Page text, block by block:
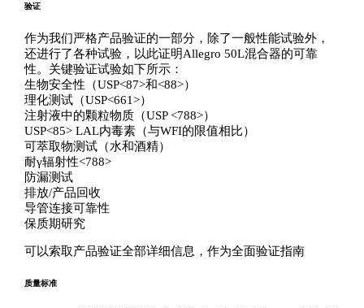
验证
作为我们严格产品验证的一部分，除了一般性能试验外，
还进行了各种试验，以此证明Allegro 50L混合器的可靠
性。关键验证试验如下所示：
生物安全性（USP<87>和<88>）
理化测试（USP<661>）
注射液中的颗粒物质（USP <788>）
USP<85> LAL内毒素（与WFI的限值相比）
可萃取物测试（水和酒精）
耐γ辐射性<788>
防漏测试
排放/产品回收
导管连接可靠性
保质期研究
可以索取产品验证全部详细信息，作为全面验证指南
质量标准